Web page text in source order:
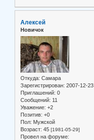
Алексей
Новичок
Откуда: Самара
Зарегистрирован: 2007-12-23
Приглашений: 0
Сообщений: 11
Уважение: +2
Позитив: +0
Пол: Мужской
Возраст: 45 [1981-05-29]
Провел на форуме: